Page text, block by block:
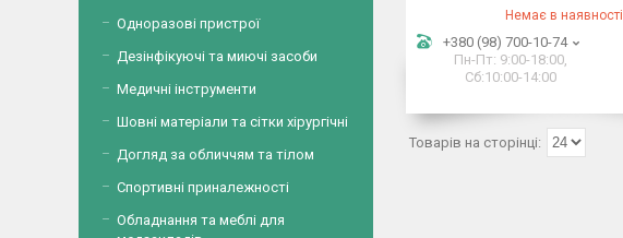
Немає в наявності
+380 (98) 700-10-74
Пн-Пт: 9:00-18:00,
Сб:10:00-14:00
Одноразові пристрої
Дезінфікуючі та миючі засоби
Медичні інструменти
Шовні матеріали та сітки хірургічні
Догляд за обличчям та тілом
Спортивні приналежності
Обладнання та меблі для